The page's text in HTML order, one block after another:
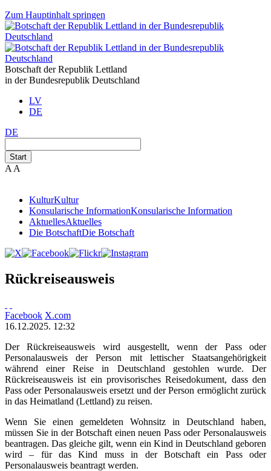
Zum Hauptinhalt springen
Botschaft der Republik Lettland
in der Bundesrepublik Deutschland
LV
DE
DE
Start
A A
KulturKultur
Konsularische InformationKonsularische Information
AktuellesAktuelles
Die BotschaftDie Botschaft
Rückreiseausweis
Facebook X.com
16.12.2025. 12:32
Der Rückreiseausweis wird ausgestellt, wenn der Pass oder
Personalausweis der Person mit lettischer Staatsangehörigkeit
während einer Reise in Deutschland gestohlen wurde. Der
Rückreiseausweis ist ein provisorisches Reisedokument, dass den
Pass oder Personalausweis ersetzt und der Person ermöglicht zurück
in das Heimatland (Lettland) zu reisen.
Wenn Sie einen gemeldeten Wohnsitz in Deutschland haben,
müssen Sie in der Botschaft einen neuen Pass oder Personalausweis
beantragen. Das gleiche gilt, wenn ein Kind in Deutschland geboren
wird – für das Kind muss in der Botschaft ein Pass oder
Personalausweis beantragt werden.